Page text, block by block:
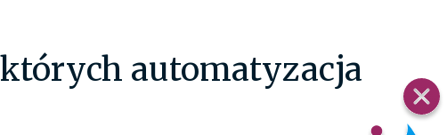
automatyzacja